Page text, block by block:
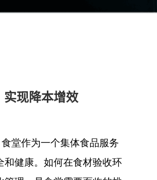
现降本增效
堂作为一个集体食品服务
和健康。如何在食材验收环